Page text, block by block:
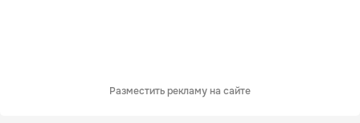
Разместить рекламу на сайте